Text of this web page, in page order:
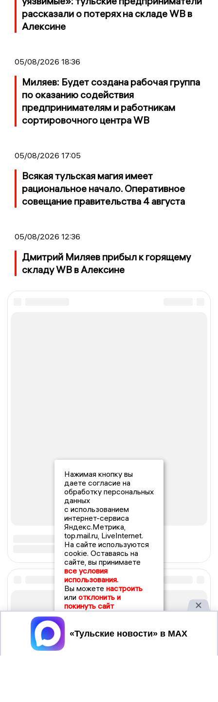
рассказали о потерях на складе WB в
Алексине
05/08/2026 18:36
Миляев: Будет создана рабочая группа
по оказанию содействия
предпринимателям и работникам
сортировочного центра WB
05/08/2026 17:05
Всякая тульская магия имеет
рациональное начало. Оперативное
совещание правительства 4 августа
05/08/2026 12:36
Дмитрий Миляев прибыл к горящему
складу WB в Алексине
Нажимая кнопку вы
даете согласие на
обработку персональных
данных
с использованием
интернет-сервиса
Яндекс.Метрика,
top.mail.ru, LiveInternet.
На сайте используются
cookie. Оставаясь на
сайте, вы принимаете
все условия
использования.
Вы можете настроить
или отклонить и
покинуть сайт
Принять